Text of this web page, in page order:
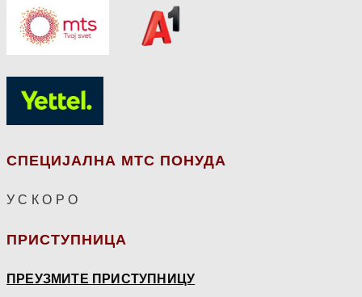
СПЕЦИЈАЛНА МТС ПОНУДА
У С К О Р О
ПРИСТУПНИЦА
ПРЕУЗМИТЕ ПРИСТУПНИЦУ